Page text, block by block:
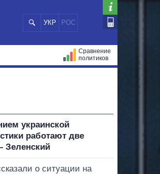
УКР РОС
Сравнение
политиков
украинской
работают две
Зеленский
о ситуации на